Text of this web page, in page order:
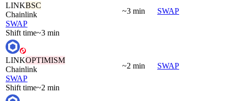
LINKBSC
Chainlink
SWAP
Shift time~3 min
~3 min SWAP
LINKOPTIMISM
Chainlink
SWAP
Shift time~2 min
~2 min SWAP